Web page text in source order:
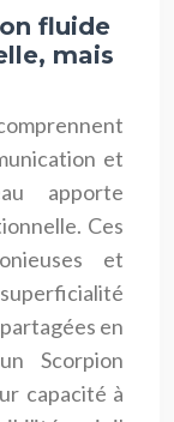
fluide
mais
et
apporte
Ces
et
en
Scorpion
capacité à